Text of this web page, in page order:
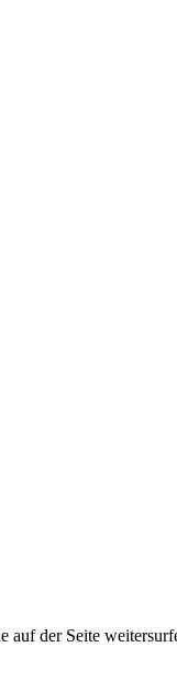
auf der Seite